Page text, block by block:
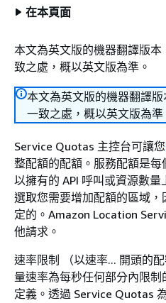
在本頁面
本文為英文版的機器翻譯版
致之處，概以英文版為準。
本文為英文版的機器翻譯
一致之處，概以英文版為準
Service Quotas 主控台可讓您
整配額的配額。服務配額是每
以擁有的 API 呼叫或資源數
選取您需要增加配額的區域
定的。Amazon Location
他請求。
速率限制 （以速率... 開頭的
量速率為每秒任何部分內限
定義。透過 Service Quotas